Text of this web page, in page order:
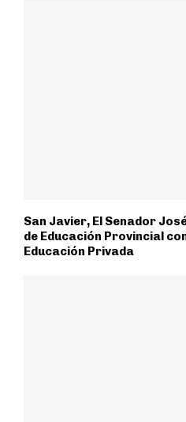
San Javier, El Senador
de Educación Provincial
Educación Privada